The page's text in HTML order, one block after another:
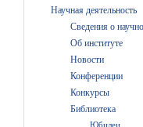
Научная деятельность
Сведения о
Об институте
Новости
Конференции
Конкурсы
Библиотека
Юбилеи